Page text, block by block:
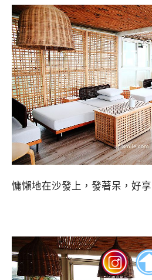
慵懶地在沙發上，發著呆，好享